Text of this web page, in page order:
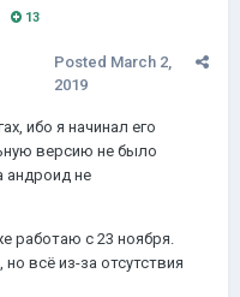
13
Posted March 2,
2019
ибо я начинал его
версию не было
андроид не
работаю с 23 ноября.
всё из-за отсутствия